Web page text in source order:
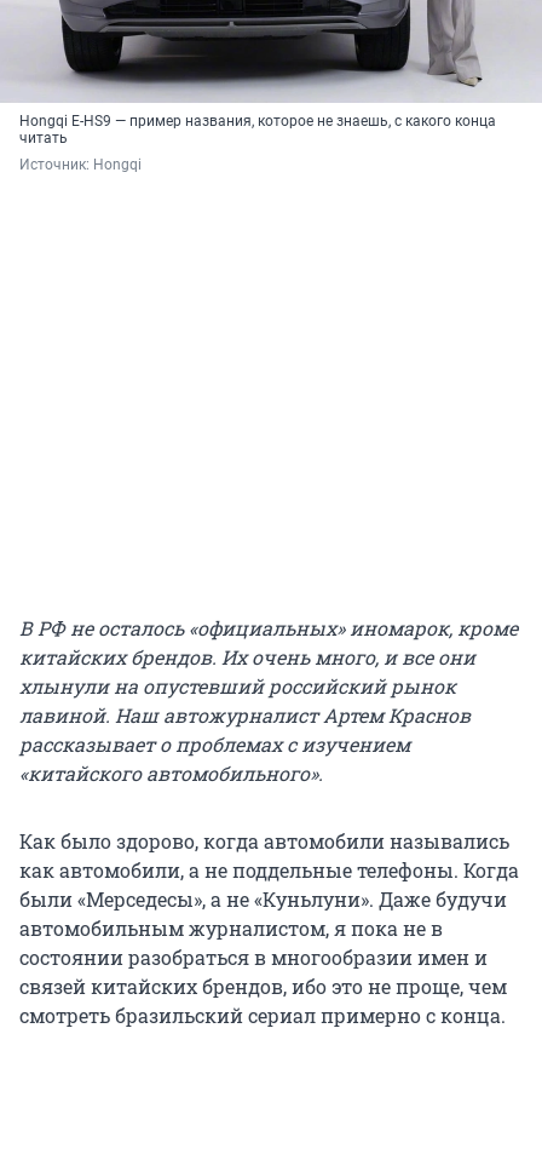
Hongqi E-HS9 — пример названия, которое не знаешь, с какого конца
читать
Источник: Hongqi
В РФ не осталось «официальных» иномарок, кроме
китайских брендов. Их очень много, и все они
хлынули на опустевший российский рынок
лавиной. Наш автожурналист Артем Краснов
рассказывает о проблемах с изучением
«китайского автомобильного».
Как было здорово, когда автомобили назывались
как автомобили, а не поддельные телефоны. Когда
были «Мерседесы», а не «Куньлуни». Даже будучи
автомобильным журналистом, я пока не в
состоянии разобраться в многообразии имен и
связей китайских брендов, ибо это не проще, чем
смотреть бразильский сериал примерно с конца.